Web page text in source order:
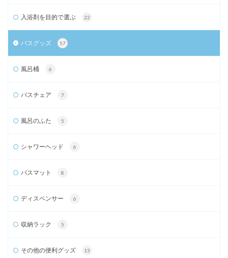
入浴剤を目的で選ぶ 22
バスグッズ 57
風呂桶 6
バスチェア 7
風呂のふた 5
シャワーヘッド 6
バスマット 8
ディスペンサー 6
収納ラック 5
その他の便利グッズ 13